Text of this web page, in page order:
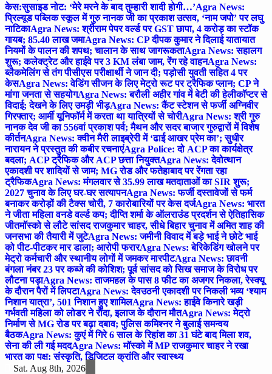
केस:सुसाइड नोट: ‘मेरे मरने के बाद तुम्हारी शादी होगी…’Agra News:
प्रिल्यूड पब्लिक स्कूल में गुरु नानक जी का प्रकाश उत्सव, ‘नाम जपो’ पर लघु
नाटिकाAgra News: श्रीराम पेपर वर्ल्ड पर GST छापा, 4 करोड़ का स्टॉक
गायब; 85.40 लाख जमाAgra News: CP दीपक कुमार ने दिलाई यातायात
नियमों के पालन की शपथ; चालान के साथ जागरूकताAgra News: सहालग
शुरू; कलेक्ट्रेट और हाईवे पर 3 KM लंबा जाम, रेंग रहे वाहनAgra News:
ब्लैकमेलिंग से तंग पीसीएस परीक्षार्थी ने जान दी; पड़ोसी युवती सहित 4 पर
केसAgra News: वेडिंग सीजन के लिए मेट्रो रूट पर ट्रैफिक प्लान; CP ने
मांगा जनता से सहयोगAgra News: बरौली अहीर गांव में बेटी की हेलीकॉप्टर से
विदाई; देखने के लिए उमड़ी भीड़Agra News: कैंट स्टेशन से फर्जी अग्निवीर
गिरफ्तार; आर्मी यूनिफॉर्म में करता था यात्रियों से चोरीAgra News: श्री गुरु
नानक देव जी का 556वां प्रकाश पर्व; मैथन और सदर बाजार गुरुद्वारों में विशेष
कीर्तनAgra News: क्वीन मैरी लाइब्रेरी में ‘ढाई आखर प्रेम का’; सुधीर
नारायन ने प्रस्तुत की कबीर रचनाएंAgra Police: दो ACP का कार्यक्षेत्र
बदला; ACP ट्रैफिक और ACP छत्ता नियुक्तAgra News: देवोत्थान
एकादशी पर शादियों से जाम; MG रोड और फतेहाबाद पर रेंगता रहा
ट्रैफिकAgra News: मंगलवार से 35.99 लाख मतदाताओं का SIR शुरू;
2027 चुनाव के लिए घर-घर सत्यापनAgra News: फर्जी दस्तावेजों से फर्म
बनाकर करोड़ों की टैक्स चोरी, 7 कारोबारियों पर केस दर्जAgra News: भारत
ने जीता महिला वनडे वर्ल्ड कप; दीप्ति शर्मा के ऑलराउंड प्रदर्शन से ऐतिहासिक
जीतमॉस्को से लौटे सांसद राजकुमार चाहर, सीधे बिहार चुनाव में अमित शाह की
जनसभा की तैयारी में जुटेAgra News: जमीनी विवाद में बड़े भाई ने छोटे भाई
को पीट-पीटकर मार डाला; आरोपी फरारAgra News: बेरिकेडिंग खोलने पर
मेट्रो कर्मचारी और स्थानीय लोगों में जमकर मारपीटAgra News: छावनी
बंगला नंबर 23 पर कब्जे की कोशिश; पूर्व सांसद को सिख समाज के विरोध पर
लौटना पड़ाAgra News: ताजमहल के पास 8 फीट का अजगर निकला, रेस्क्यू
के दौरान पैरों में लिपटाAgra News: देवउठनी एकादशी पर निकली भव्य ‘श्याम
निशान यात्रा’, 501 निशान हुए शामिलAgra News: हाईवे किनारे खड़ी
गर्भवती महिला को लोडर ने रौंदा, इलाज के दौरान मौतAgra News: मेट्रो
निर्माण से MG रोड पर बढ़ा दबाव; पुलिस कमिश्नर ने बुलाई समन्वय
बैठकAgra News: कुएं में गिरे 6 साल के रिहांश का 31 घंटे बाद मिला शव,
सेना की ली गई मददAgra News: मॉस्को में MP राजकुमार चाहर ने रखा
भारत का पक्ष: संस्कृति, डिजिटल क्रांति और स्वास्थ्य
Sat. Aug 8th, 2026